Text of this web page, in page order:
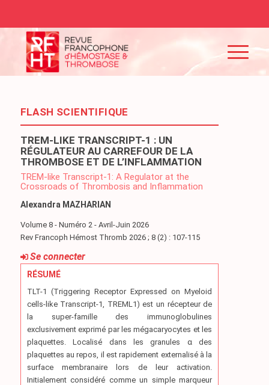
FLASH SCIENTIFIQUE
TREM-LIKE TRANSCRIPT-1 : UN
RÉGULATEUR AU CARREFOUR DE LA
THROMBOSE ET DE L’INFLAMMATION
TREM-like Transcript-1: A Regulator at the
Crossroads of Thrombosis and Inflammation
Alexandra MAZHARIAN
Volume 8 - Numéro 2 - Avril-Juin 2026
Rev Francoph Hémost Thromb 2026 ; 8 (2) : 107-115
Se connecter
RÉSUMÉ
TLT-1 (Triggering Receptor Expressed on Myeloid
cells-like Transcript-1, TREML1) est un récepteur de
la super-famille des immunoglobulines
exclusivement exprimé par les mégacaryocytes et les
plaquettes. Localisé dans les granules α des
plaquettes au repos, il est rapidement externalisé à la
surface membranaire lors de leur activation.
Initialement considéré comme un simple marqueur